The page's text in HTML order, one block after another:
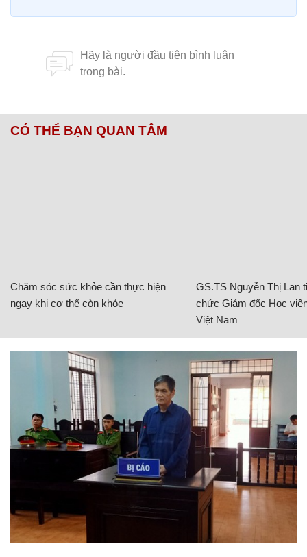
CÓ THỂ BẠN QUAN TÂM
Chăm sóc sức khỏe cần thực hiện
ngay khi cơ thể còn khỏe
GS.TS Nguyễn Thị Lan
chức Giám đốc Học
Việt Nam